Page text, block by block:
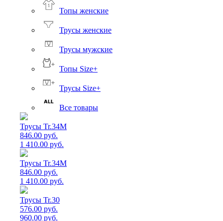
Топы женские
Трусы женские
Трусы мужские
Топы Size+
Трусы Size+
Все товары
Трусы Tr.34M
846.00 руб.
1 410.00 руб.
Трусы Tr.34M
846.00 руб.
1 410.00 руб.
Трусы Tr.30
576.00 руб.
960.00 руб.